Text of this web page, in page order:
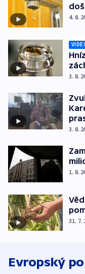
4. 8.
3. 8.
3. 8.
1. 8.
31. 7.
Evropský